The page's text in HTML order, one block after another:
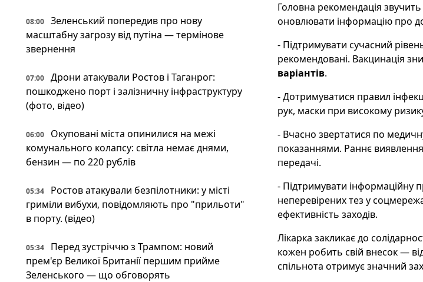
08:00
Зеленський попередив про нову
масштабну загрозу від путіна — термінове
звернення
07:00
Дрони атакували Ростов і Таганрог:
пошкоджено порт і залізничну інфраструктуру
(фото, відео)
06:00
Окуповані міста опинилися на межі
комунального колапсу: світла немає днями,
бензин — по 220 рублів
05:34
Ростов атакували безпілотники: у місті
гриміли вибухи, повідомляють про "прильоти"
в порту. (відео)
05:34
Перед зустріччю з Трампом: новий
прем'єр Великої Британії першим прийме
Зеленського — що обговорять
Головна рекомендація
оновлювати інформацію про
- Підтримувати сучасний
рекомендовані. Вакцинація
варіантів.
- Дотримуватися правил
рук, маски при високому
- Вчасно звертатися по
показаннями. Раннє
передачі.
- Підтримувати інформаційну
неперевірених тез у
ефективність заходів.
Лікарка закликає до
кожен робить свій внесок —
спільнота отримує значний